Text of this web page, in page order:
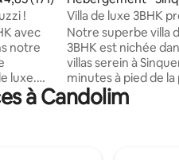
!
avec
luxe.
Villa de luxe 3BHK
Notre superbe villa
3BHK est nichée
villas serein à
minutes à pied de la
magnifiquement
intérieurs bohèmes
à Candolim